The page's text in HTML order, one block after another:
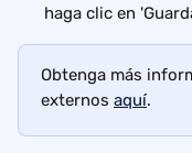
haga clic en
Obtenga más
externos aquí.